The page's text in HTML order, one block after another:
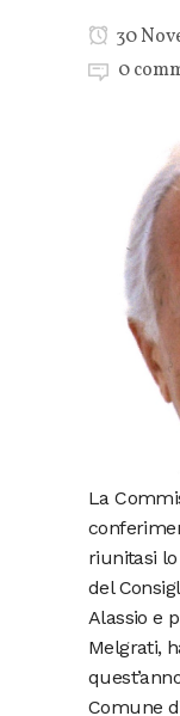
30
0
La
riunitasi
del
Alassio e
Melgrati,
Comune